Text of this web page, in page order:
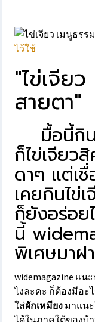
ไว้ใช้
"ไข่เจีย
สายตา"
มื้อนี้กิน
ก็ไข่เจียว
ดาๆ แต่เชื่
เคยกินไข่
ก็ยังอร่อย
นี้
พิเศษมาฝ
widemagazine แน
ไงละคะ ก็ต้องมีอะ
ใส่ผักเหมียง มาแน